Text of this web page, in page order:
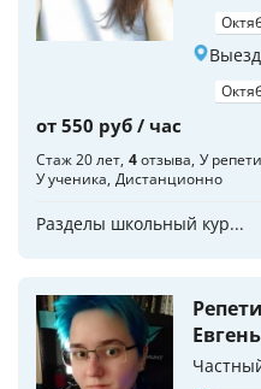
от 550 руб / час
Стаж 20 лет 4отзыва У
У ученика Дистанционно
Разделы школьный кур...